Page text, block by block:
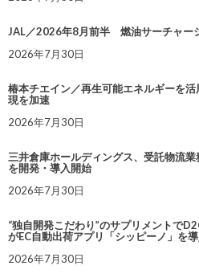
JAL／2026年8月前半 燃油サーチャー
2026年7月30日
椿本チエイン／再生可能エネルギーを
現を加速
2026年7月30日
三井倉庫ホールディングス、受託物流業
を開発・導入開始
2026年7月30日
“独自開発こだわり”のサプリメントで
がEC自動出荷アプリ「シッピーノ」を
2026年7月30日